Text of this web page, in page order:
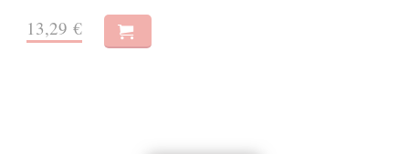
13,29 €